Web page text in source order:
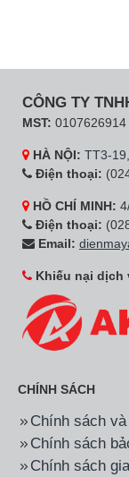
CÔNG TY
MST: 0107626914
HÀ NỘI: TT3-
Điện thoại:
HỒ CHÍ MINH:
Điện thoại:
Email:
Khiếu nại dịch
CHÍNH SÁCH
Chính sách
Chính sách
Chính sách